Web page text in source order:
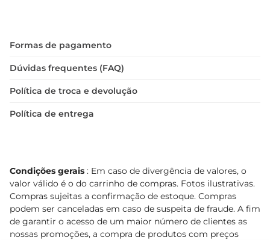
Formas de pagamento
Dúvidas frequentes (FAQ)
Política de troca e devolução
Política de entrega
Condições gerais : Em caso de divergência de valores, o
valor válido é o do carrinho de compras. Fotos ilustrativas.
Compras sujeitas a confirmação de estoque. Compras
podem ser canceladas em caso de suspeita de fraude. A fim
de garantir o acesso de um maior número de clientes as
nossas promoções, a compra de produtos com preços